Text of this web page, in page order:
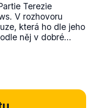
Terezie
V rozhovoru
která ho dle jeho
něj v dobré...